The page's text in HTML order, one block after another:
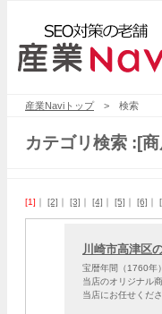
産業Naviトップ> 検索
カテゴリ検索 :[商
[1] ｜ [2] ｜ [3] ｜ [4] ｜ [5] ｜ [6] ｜
川崎市高津区
宝暦年間（1760年
当店のオリジナル
当店にお任せくださ